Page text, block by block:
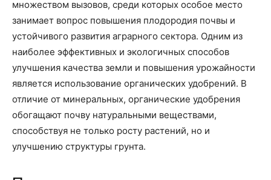
множеством вызовов, среди которых особое место
занимает вопрос повышения плодородия почвы и
устойчивого развития аграрного сектора. Одним из
наиболее эффективных и экологичных способов
улучшения качества земли и повышения урожайности
является использование органических удобрений. В
отличие от минеральных, органические удобрения
обогащают почву натуральными веществами,
способствуя не только росту растений, но и
улучшению структуры грунта.